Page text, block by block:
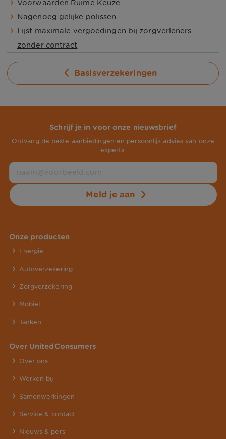
vermeld.
Nagenoeg gelijke polissen
Voorwaarden Ruime Keuze
Nagenoeg gelijke polissen
Lijst maximale vergoedingen bij zorgverleners
zonder contract
Basisverzekeringen
Schrijf je in voor onze nieuwsbrief
Ontvang de beste aanbiedingen en persoonlijk advies van onze
experts.
Meld je aan
Onze producten
Energie
Autoverzekering
Zorgverzekering
Mobiel
Tanken
Over UnitedConsumers
Over ons
Werken bij
Samenwerkingen
Service & contact
Nieuws & pers